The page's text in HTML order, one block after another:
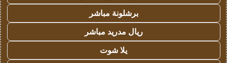
برشلونة مباشر
ريال مدريد مباشر
يلا شوت